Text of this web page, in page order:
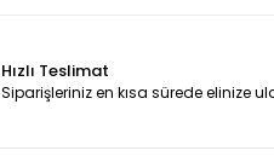
Hızlı Teslimat
Siparişleriniz en kısa sürede elinize